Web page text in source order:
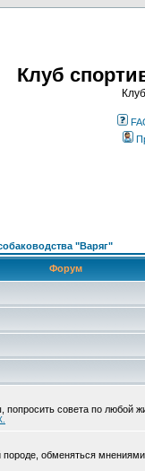
Клуб
"Варяг"
Форум
совета по любой
обменяться